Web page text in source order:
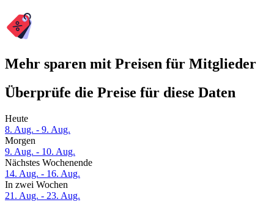
Mehr sparen mit Preisen für Mitglieder
Überprüfe die Preise für diese Daten
Heute
8. Aug. - 9. Aug.
Morgen
9. Aug. - 10. Aug.
Nächstes Wochenende
14. Aug. - 16. Aug.
In zwei Wochen
21. Aug. - 23. Aug.